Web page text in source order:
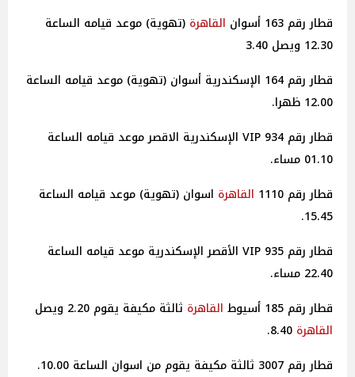
قطار رقم 163 أسوان
القاهرة (تهوية) موعد قيامه الساعة
12.30 ويصل 3.40
قطار رقم 164 الإسكندرية أسوان (تهوية) موعد قيامه الساعة
12.00 ظهرا.
قطار رقم 934 VIP الإسكندرية الاقصر موعد قيامه الساعة
01.10 مساء.
قطار رقم 1110
القاهرة اسوان (تهوية) موعد قيامه الساعة
15.45.
قطار رقم 935 VIP الأقصر الإسكندرية موعد قيامه الساعة
22.40 مساء.
قطار رقم 185 أسيوط
القاهرة ثالثة مكيفة يقوم 2.20 ويصل
القاهرة
قطار رقم 3007 ثالثة مكيفة يقوم من اسوان الساعة 10.00.